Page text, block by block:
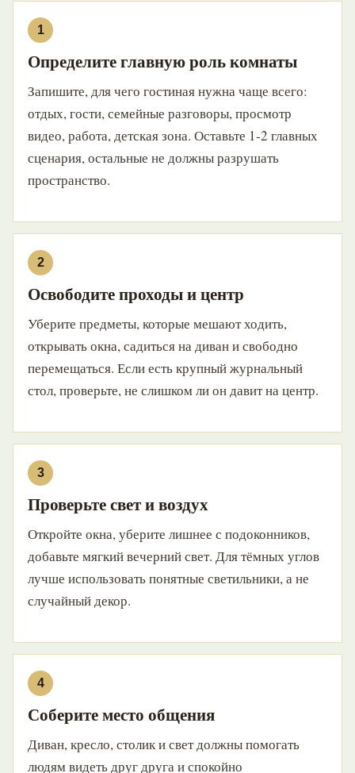
Определите главную роль комнаты
Запишите, для чего гостиная нужна чаще всего:
отдых, гости, семейные разговоры, просмотр
видео, работа, детская зона. Оставьте 1-2 главных
сценария, остальные не должны разрушать
пространство.
Освободите проходы и центр
Уберите предметы, которые мешают ходить,
открывать окна, садиться на диван и свободно
перемещаться. Если есть крупный журнальный
стол, проверьте, не слишком ли он давит на центр.
Проверьте свет и воздух
Откройте окна, уберите лишнее с подоконников,
добавьте мягкий вечерний свет. Для тёмных углов
лучше использовать понятные светильники, а не
случайный декор.
Соберите место общения
Диван, кресло, столик и свет должны помогать
людям видеть друг друга и спокойно